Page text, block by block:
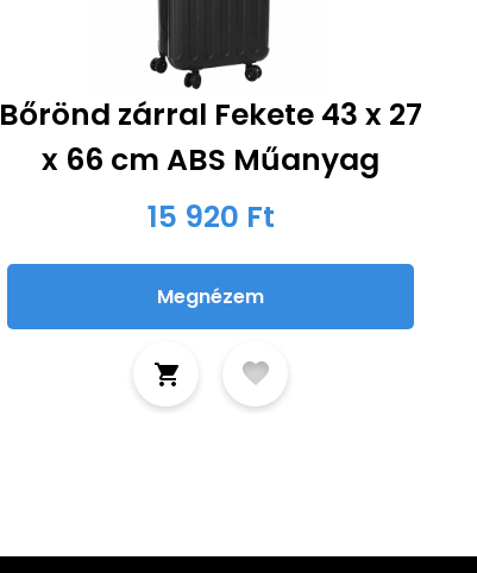
Bőrönd zárral Fekete 43 x 27
x 66 cm ABS Műanyag
15 920 Ft
Megnézem